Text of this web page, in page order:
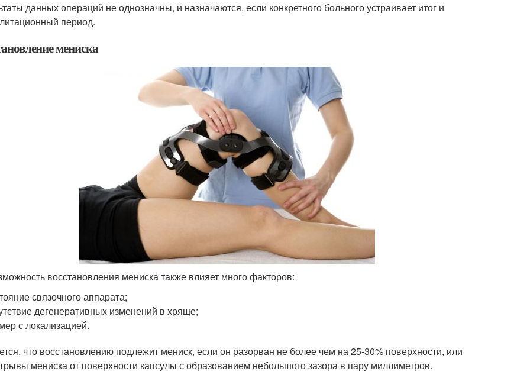
данных операций не однозначны, и назначаются, если конкретного больного устраивает итог и
период.
мениска
восстановления мениска также влияет много факторов:
связочного аппарата;
дегенеративных изменений в хряще;
с локализацией.
что восстановлению подлежит мениск, если он разорван не более чем на 25-30% поверхности, или
мениска от поверхности капсулы с образованием небольшого зазора в пару миллиметров.